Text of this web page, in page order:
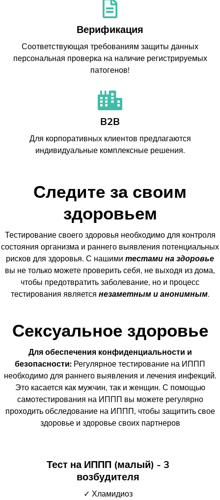
Верификация
Соответствующая требованиям защиты данных
персональная проверка на наличие регистрируемых
патогенов!
B2B
Для корпоративных клиентов предлагаются
индивидуальные комплексные решения.
Следите за своим
здоровьем
Тестирование своего здоровья необходимо для контроля
состояния организма и раннего выявления потенциальных
рисков для здоровья. С нашими тестами на здоровье
вы не только можете проверить себя, не выходя из дома,
чтобы предотвратить заболевание, но и процесс
тестирования является незаметным и анонимным.
Сексуальное здоровье
Для обеспечения конфиденциальности и
безопасности: Регулярное тестирование на ИППП
необходимо для раннего выявления и лечения инфекций.
Это касается как мужчин, так и женщин. С помощью
самотестирования на ИППП вы можете регулярно
проходить обследование на ИППП, чтобы защитить свое
здоровье и здоровье своих партнеров
Тест на ИППП (малый) - 3
возбудителя
✓ Хламидиоз